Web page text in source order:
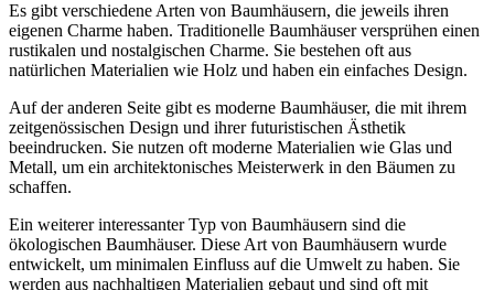
Es gibt verschiedene Arten von Baumhäusern, die jeweils ihren
eigenen Charme haben. Traditionelle Baumhäuser versprühen einen
rustikalen und nostalgischen Charme. Sie bestehen oft aus
natürlichen Materialien wie Holz und haben ein einfaches Design.
Auf der anderen Seite gibt es moderne Baumhäuser, die mit ihrem
zeitgenössischen Design und ihrer futuristischen Ästhetik
beeindrucken. Sie nutzen oft moderne Materialien wie Glas und
Metall, um ein architektonisches Meisterwerk in den Bäumen zu
schaffen.
Ein weiterer interessanter Typ von Baumhäusern sind die
ökologischen Baumhäuser. Diese Art von Baumhäusern wurde
entwickelt, um minimalen Einfluss auf die Umwelt zu haben. Sie
werden aus nachhaltigen Materialien gebaut und sind oft mit